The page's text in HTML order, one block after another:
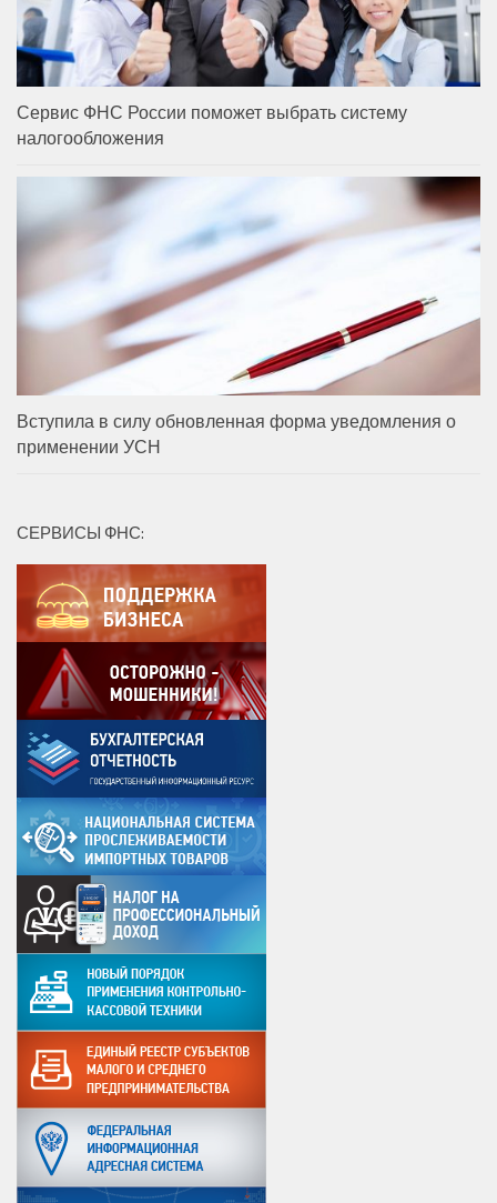
Сервис ФНС России поможет выбрать систему
налогообложения
Вступила в силу обновленная форма уведомления о
применении УСН
СЕРВИСЫ ФНС: